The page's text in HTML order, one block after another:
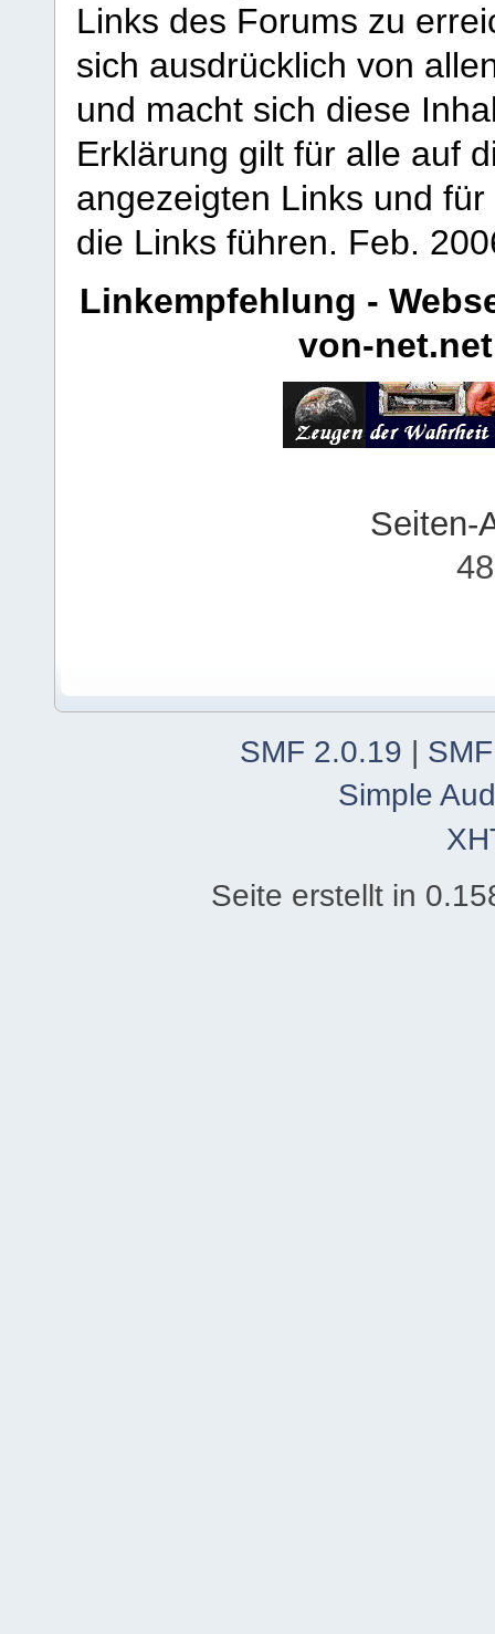
Links des Forums zu
sich ausdrücklich von
und macht sich diese
Erklärung gilt für alle auf
angezeigten Links und
die Links führen. Feb.
Linkempfehlung -
von-net.net
Seiten-
SMF 2.0.19 |
Simple
Seite erstellt in